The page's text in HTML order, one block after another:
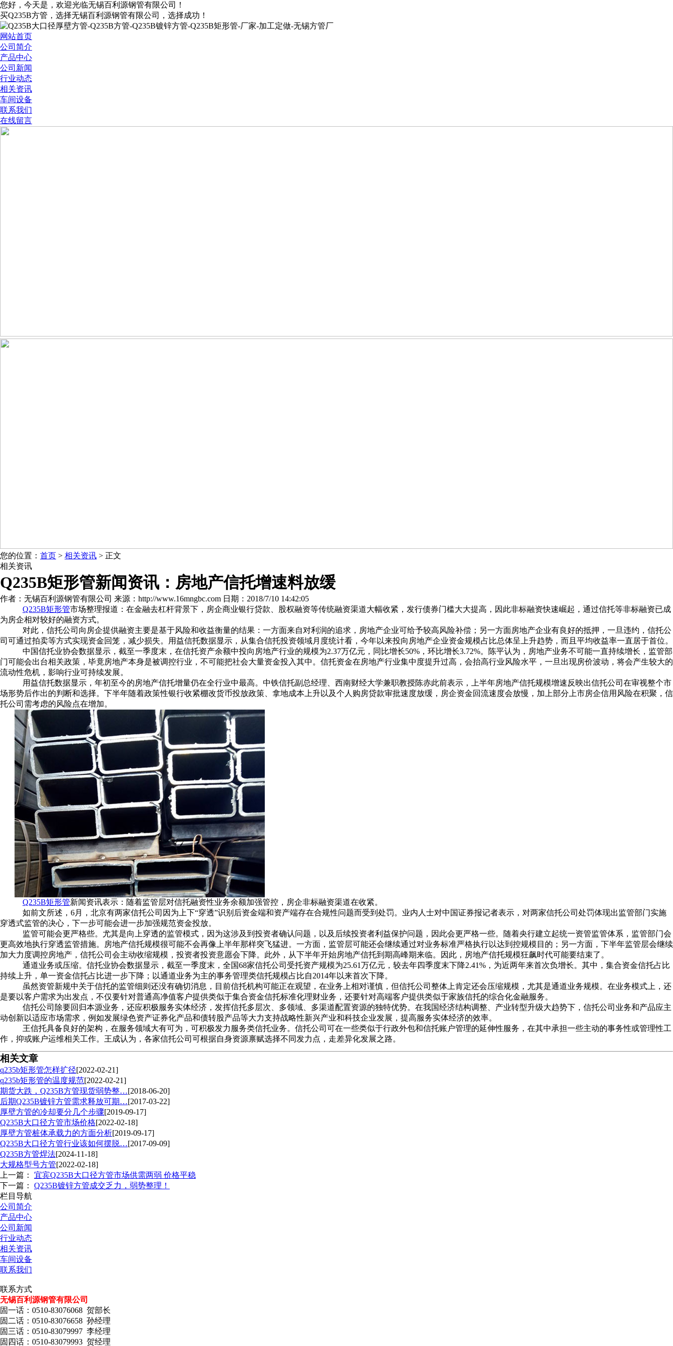
您好，今天是 ，欢迎光临无锡百利源钢管有限公司！
买Q235B方管，选择无锡百利源钢管有限公司，选择成功！
网站首页
公司简介
产品中心
公司新闻
行业动态
相关资讯
车间设备
联系我们
在线留言
您的位置： 首页 > 相关资讯 > 正文
相关资讯
Q235B矩形管新闻资讯：房地产信托增速料放缓
作者：无锡百利源钢管有限公司 来源：http://www.16mngbc.com 日期：2018/7/10 14:42:05
Q235B矩形管市场整理报道：在金融去杠杆背景下，房企商业银行贷款、股权融资等传统融资渠道大幅收紧，发行债券门槛大大提高，因此非标融资快速崛起，通过信托等非标融资已成
为房企相对较好的融资方式。
对此，信托公司向房企提供融资主要是基于风险和收益衡量的结果：一方面来自对利润的追求，房地产企业可给予较高风险补偿；另一方面房地产企业有良好的抵押，一旦违约，信托公
司可通过拍卖等方式实现资金回笼，减少损失。用益信托数据显示，从集合信托投资领域月度统计看，今年以来投向房地产企业资金规模占比总体呈上升趋势，而且平均收益率一直居于首位。
中国信托业协会数据显示，截至一季度末，在信托资产余额中投向房地产行业的规模为2.37万亿元，同比增长50%，环比增长3.72%。陈平认为，房地产业务不可能一直持续增长，监管部
门可能会出台相关政策，毕竟房地产本身是被调控行业，不可能把社会大量资金投入其中。信托资金在房地产行业集中度提升过高，会抬高行业风险水平，一旦出现房价波动，将会产生较大的
流动性危机，影响行业可持续发展。
用益信托数据显示，年初至今的房地产信托增量仍在全行业中最高。中铁信托副总经理、西南财经大学兼职教授陈赤此前表示，上半年房地产信托规模增速反映出信托公司在审视整个市
场形势后作出的判断和选择。下半年随着政策性银行收紧棚改货币投放政策、拿地成本上升以及个人购房贷款审批速度放缓，房企资金回流速度会放慢，加上部分上市房企信用风险在积聚，信
托公司需考虑的风险点在增加。
Q235B矩形管新闻资讯表示：随着监管层对信托融资性业务余额加强管控，房企非标融资渠道在收紧。
如前文所述，6月，北京有两家信托公司因为上下“穿透”识别后资金端和资产端存在合规性问题而受到处罚。业内人士对中国证券报记者表示，对两家信托公司处罚体现出监管部门实施
穿透式监管的决心，下一步可能会进一步加强规范资金投放。
监管可能会更严格些。尤其是向上穿透的监管模式，因为这涉及到投资者确认问题，以及后续投资者利益保护问题，因此会更严格一些。随着央行建立起统一资管监管体系，监管部门会
更高效地执行穿透监管措施。房地产信托规模很可能不会再像上半年那样突飞猛进。一方面，监管层可能还会继续通过对业务标准严格执行以达到控规模目的；另一方面，下半年监管层会继续
加大力度调控房地产，信托公司会主动收缩规模，投资者投资意愿会下降。此外，从下半年开始房地产信托到期高峰期来临。因此，房地产信托规模狂飙时代可能要结束了。
通道业务或压缩。信托业协会数据显示，截至一季度末，全国68家信托公司受托资产规模为25.61万亿元，较去年四季度末下降2.41%，为近两年来首次负增长。其中，集合资金信托占比
持续上升，单一资金信托占比进一步下降；以通道业务为主的事务管理类信托规模占比自2014年以来首次下降。
虽然资管新规中关于信托的监管细则还没有确切消息，目前信托机构可能正在观望，在业务上相对谨慎，但信托公司整体上肯定还会压缩规模，尤其是通道业务规模。在业务模式上，还
是要以客户需求为出发点，不仅要针对普通高净值客户提供类似于集合资金信托标准化理财业务，还要针对高端客户提供类似于家族信托的综合化金融服务。
信托公司除要回归本源业务，还应积极服务实体经济，发挥信托多层次、多领域、多渠道配置资源的独特优势。在我国经济结构调整、产业转型升级大趋势下，信托公司业务和产品应主
动创新以适应市场需求，例如发展绿色资产证券化产品和债转股产品等大力支持战略性新兴产业和科技企业发展，提高服务实体经济的效率。
王信托具备良好的架构，在服务领域大有可为，可积极发力服务类信托业务。信托公司可在一些类似于行政外包和信托账户管理的延伸性服务，在其中承担一些主动的事务性或管理性工
作，抑或账户运维相关工作。王成认为，各家信托公司可根据自身资源禀赋选择不同发力点，走差异化发展之路。
相关文章
q235b矩形管怎样扩径[2022-02-21]
q235b矩形管的温度规范[2022-02-21]
期货大跌，Q235B方管现货弱势整…[2018-06-20]
后期Q235B镀锌方管需求释放可期…[2017-03-22]
厚壁方管的冷却要分几个步骤[2019-09-17]
Q235B大口径方管市场价格[2022-02-18]
厚壁方管桩体承载力的方面分析[2019-09-17]
Q235B大口径方管行业该如何摆脱…[2017-09-09]
Q235B方管焊法[2024-11-18]
大规格型号方管[2022-02-18]
上一篇： 宜宾Q235B大口径方管市场供需两弱 价格平稳
下一篇： Q235B镀锌方管成交乏力，弱势整理！
栏目导航
公司简介
产品中心
公司新闻
行业动态
相关资讯
车间设备
联系我们
联系方式
无锡百利源钢管有限公司
固一话：0510-83076068 贺部长
固二话：0510-83076658 孙经理
固三话：0510-83079997 李经理
固四话：0510-83079993 贺经理